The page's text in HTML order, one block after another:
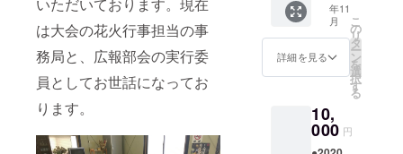
は大会の花火行事担当の事
務局と、広報部会の実行委
員としてお世話になってお
ります。
付。
写真の
デザイ
ンはデ
モイ
＋お礼
のメー
ル 商品
券は田
名地区
の商店
できる
商品券
となり
年11
月
詳細を見る
こ
の
リ
タ
ー
ン
を
選
択
す
る
10,
000 円